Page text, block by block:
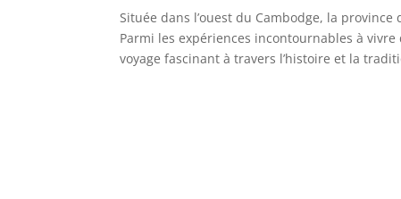
Située dans l’ouest du Cambodge, la
Parmi les expériences incontournables à
voyage fascinant à travers l’histoire et la